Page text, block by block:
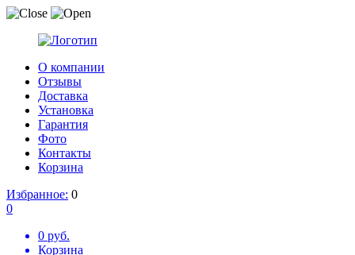
О компании
Отзывы
Доставка
Установка
Гарантия
Фото
Контакты
Корзина
Избранное: 0
0
0 руб.
Корзина